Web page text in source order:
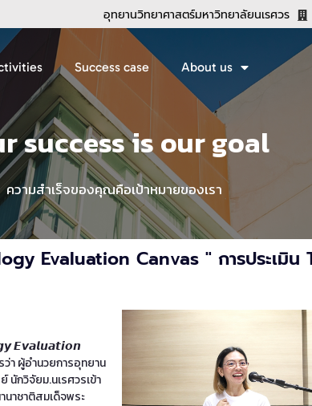
อุทยานวิทยาศาสตร์มหาวิทยาลัยนเรศวร
Success case About us
success is our goal
ความสำเร็จของคุณคือเป้าหมายของเรา
Evaluation Canvas " การประเมิน
𝙀𝙫𝙖𝙡𝙪𝙖𝙩𝙞𝙤𝙣
า ผู้อำนวยการอุทยาน
นักวิจัยม.นเรศวรเข้า
าชาติสมเด็จพระ